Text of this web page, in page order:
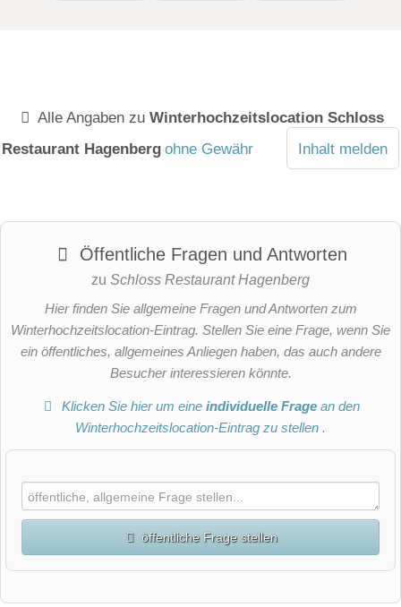
Alle Angaben zu Winterhochzeitslocation Schloss
Restaurant Hagenberg ohne Gewähr Inhalt melden
Öffentliche Fragen und Antworten
zu Schloss Restaurant Hagenberg
Hier finden Sie allgemeine Fragen und Antworten zum
Winterhochzeitslocation-Eintrag. Stellen Sie eine Frage, wenn Sie
ein öffentliches, allgemeines Anliegen haben, das auch andere
Besucher interessieren könnte.
Klicken Sie hier um eineindividuelle Frage an den
Winterhochzeitslocation-Eintrag zu stellen .
öffentliche Frage stellen